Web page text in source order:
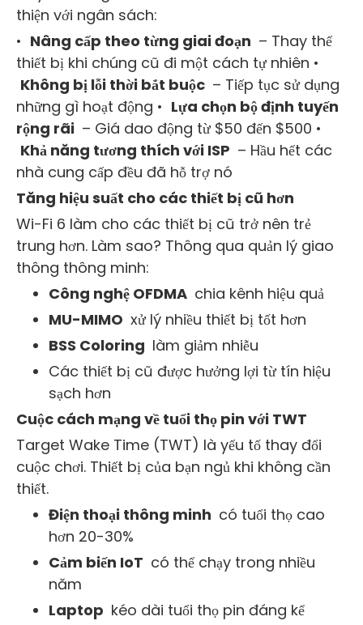
thiện với ngân sách:
• Nâng cấp theo từng giai đoạn – Thay thế
thiết bị khi chúng cũ đi một cách tự nhiên •
Không bị lỗi thời bắt buộc – Tiếp tục sử dụng
những gì hoạt động • Lựa chọn bộ định tuyến
rộng rãi – Giá dao động từ $50 đến $500 •
Khả năng tương thích với ISP – Hầu hết các
nhà cung cấp đều đã hỗ trợ nó
Tăng hiệu suất cho các thiết bị cũ hơn
Wi-Fi 6 làm cho các thiết bị cũ trở nên trẻ
trung hơn. Làm sao? Thông qua quản lý giao
thông thông minh:
Công nghệ OFDMA chia kênh hiệu quả
MU-MIMO xử lý nhiều thiết bị tốt hơn
BSS Coloring làm giảm nhiễu
Các thiết bị cũ được hưởng lợi từ tín hiệu
sạch hơn
Cuộc cách mạng về tuổi thọ pin với TWT
Target Wake Time (TWT) là yếu tố thay đổi
cuộc chơi. Thiết bị của bạn ngủ khi không cần
thiết.
Điện thoại thông minh có tuổi thọ cao
hơn 20-30%
Cảm biến IoT có thể chạy trong nhiều
năm
Laptop kéo dài tuổi thọ pin đáng kể